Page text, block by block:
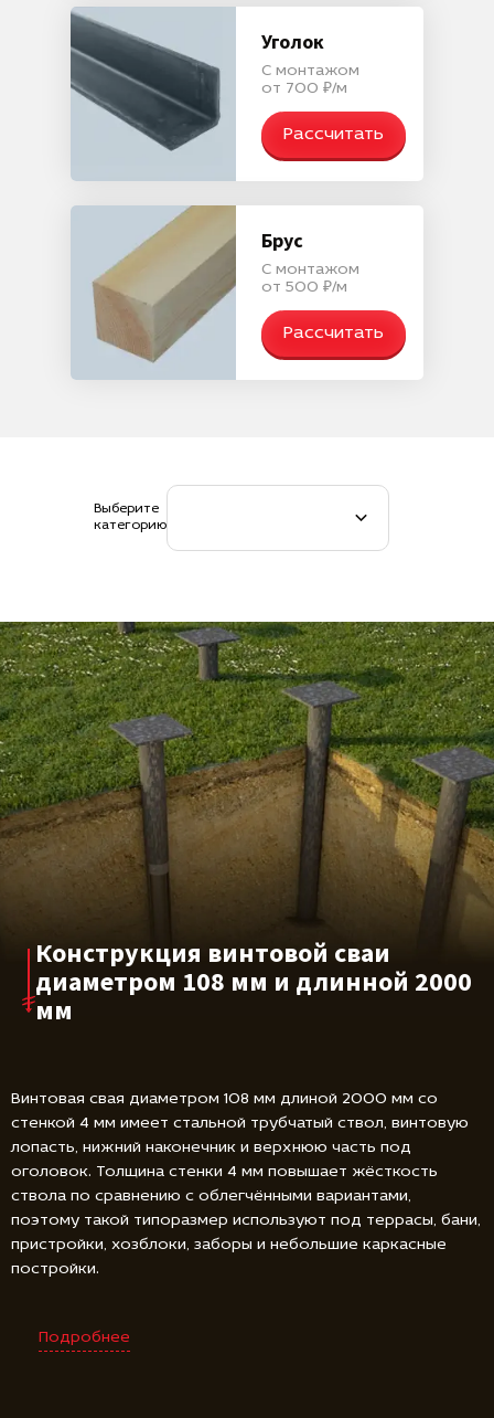
Уголок
С монтажом
от 700 ₽/м
Рассчитать
Брус
С монтажом
от 500 ₽/м
Рассчитать
Выберите
категорию
Конструкция винтовой сваи
диаметром 108 мм и длинной 2000
мм
Винтовая свая диаметром 108 мм длиной 2000 мм со
стенкой 4 мм имеет стальной трубчатый ствол, винтовую
лопасть, нижний наконечник и верхнюю часть под
оголовок. Толщина стенки 4 мм повышает жёсткость
ствола по сравнению с облегчёнными вариантами,
поэтому такой типоразмер используют под террасы, бани,
пристройки, хозблоки, заборы и небольшие каркасные
постройки.
Подробнее